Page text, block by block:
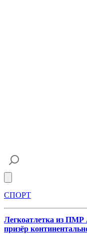
СПОРТ
Легкоатлетка из ПМР
призёр